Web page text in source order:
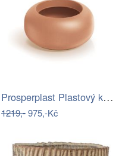
Prosperplast Plastový květináč Ulpo…
1219,-975,-Kč